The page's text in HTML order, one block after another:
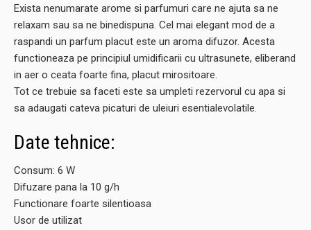
Exista nenumarate arome si parfumuri care ne ajuta sa ne
relaxam sau sa ne binedispuna. Cel mai elegant mod de a
raspandi un parfum placut este un aroma difuzor. Acesta
functioneaza pe principiul umidificarii cu ultrasunete, eliberand
in aer o ceata foarte fina, placut mirositoare.
Tot ce trebuie sa faceti este sa umpleti rezervorul cu apa si
sa adaugati cateva picaturi de uleiuri esentialevolatile.
Date tehnice:
Consum: 6 W
Difuzare pana la 10 g/h
Functionare foarte silentioasa
Usor de utilizat